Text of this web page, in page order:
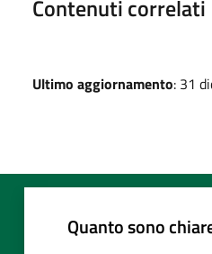
Contenuti correlati
Ultimo aggiornamento: 31
Quanto sono